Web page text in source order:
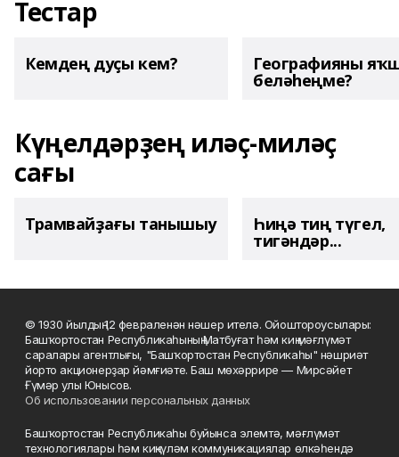
Тестар
Кемдең дуҫы кем? Географияны
беләһеңме?
Күңелдәрҙең иләҫ-миләҫ
сағы
Трамвайҙағы танышыу Һиңә тиң түгел,
тигәндәр...
© 1930 йылдың 12 февраленән нәшер ителә. Ойоштороусылары:
Башҡортостан Республикаһының Матбуғат һәм киң мәғлүмәт
саралары агентлығы, "Башҡортостан Республикаһы" нәшриәт
йорто акционерҙар йәмғиәте. Баш мөхәррире — Мирсәйет
Ғүмәр улы Юнысов.
Об использовании персональных данных
Башҡортостан Республикаһы буйынса элемтә, мәғлүмәт
технологиялары һәм киңкүләм коммуникациялар өлкәһендә